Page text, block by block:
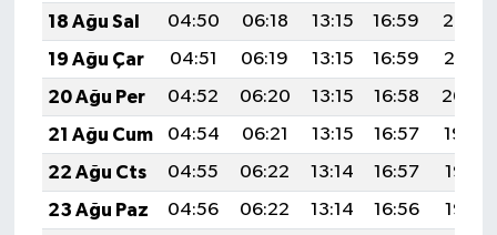
18 Ağu Sal
04:50 06:18 13:15 16:59
20:02
19 Ağu Çar
04:51 06:19 13:15 16:59
20:01
20 Ağu Per
04:52 06:20 13:15 16:58
20:00
21 Ağu Cum
04:54 06:21 13:15 16:57
19:59
22 Ağu Cts
04:55 06:22 13:14 16:57
19:57
23 Ağu Paz
04:56 06:22 13:14 16:56
19:56